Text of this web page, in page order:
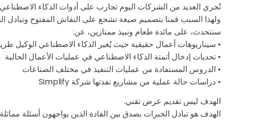
تُجري العديد من الشركات اليوم تجارب على أدوات الذكاء
ولهذا السبب قمنا بتصميم صيغة تشجع على النقاش المفتوح وتبادل
سنتحدث، على مائدة طعام ونبيذ ممتازين، عن:
• سيناريوهات أعمال حقيقية حيث يُغير الذكاء الاصطناعي الوكيل
• تحديات إدخال أتمتة الذكاء الاصطناعي في عمليات الأعمال الحالية
• الدروس المستفادة من عمليات التنفيذ في مختلف الصناعات
• دراسات حالة عملية من مشاريع نفذتها شركة Simplify
الهدف ليس تقديم عرض تقني.
الهدف هو تبادل الخبرات بصدق بين القادة الذين يواجهون أسئلة